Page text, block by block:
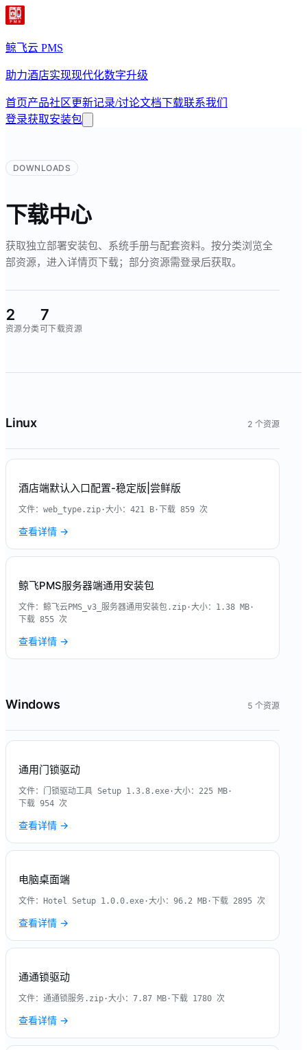
鲸飞云 PMS
助力酒店实现现代化数字升级
首页产品社区更新记录/讨论文档下载联系我们
登录获取安装包
DOWNLOADS
下载中心
获取独立部署安装包、系统手册与配套资料。按分类浏览全
部资源，进入详情页下载；部分资源需登录后获取。
2
资源分类
7
可下载资源
Linux 2 个资源
酒店端默认入口配置-稳定版|尝鲜版
文件： web_type.zip ·大小： 421 B · 下载 859 次
查看详情 →
鲸飞PMS服务器端通用安装包
文件： 鲸飞云PMS_v3_服务器通用安装包.zip ·大小： 1.38 MB ·
下载 855 次
查看详情 →
Windows 5 个资源
通用门锁驱动
文件： 门锁驱动工具 Setup 1.3.8.exe ·大小： 225 MB ·
下载 954 次
查看详情 →
电脑桌面端
文件： Hotel Setup 1.0.0.exe ·大小： 96.2 MB · 下载 2895 次
查看详情 →
通通锁驱动
文件： 通通锁服务.zip ·大小： 7.87 MB · 下载 1780 次
查看详情 →